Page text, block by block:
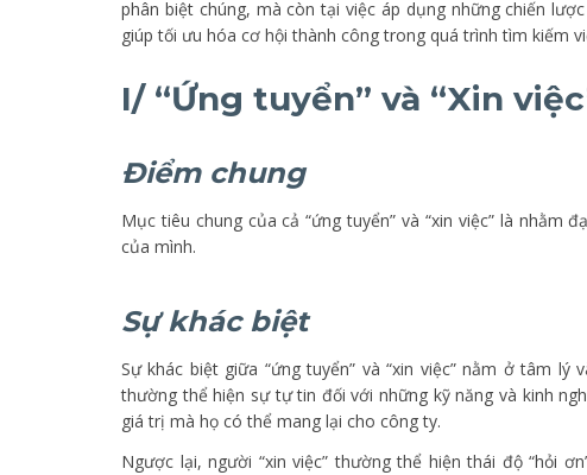
phân biệt chúng, mà còn tại việc áp dụng những chiến
giúp tối ưu hóa cơ hội thành công trong quá trình tìm kiếm
I/ “Ứng tuyển” và “Xin
Điểm chung
Mục tiêu chung của cả “ứng tuyển” và “xin việc” là
của mình.
Sự khác biệt
Sự khác biệt giữa “ứng tuyển” và “xin việc” nằm ở tâm
thường thể hiện sự tự tin đối với những kỹ năng và kinh
giá trị mà họ có thể mang lại cho công ty.
Ngược lại, người “xin việc” thường thể hiện thái độ “hỏi